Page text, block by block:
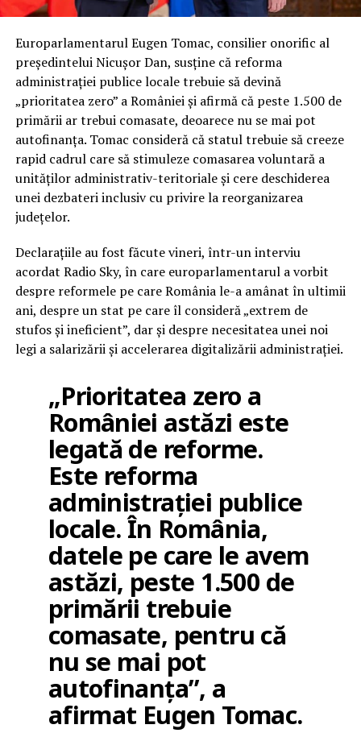
Europarlamentarul Eugen Tomac, consilier onorific al
președintelui Nicușor Dan, susține că reforma
administrației publice locale trebuie să devină
„prioritatea zero” a României și afirmă că peste 1.500 de
primării ar trebui comasate, deoarece nu se mai pot
autofinanța. Tomac consideră că statul trebuie să creeze
rapid cadrul care să stimuleze comasarea voluntară a
unităților administrativ-teritoriale și cere deschiderea
unei dezbateri inclusiv cu privire la reorganizarea
județelor.
Declarațiile au fost făcute vineri, într-un interviu
acordat Radio Sky, în care europarlamentarul a vorbit
despre reformele pe care România le-a amânat în ultimii
ani, despre un stat pe care îl consideră „extrem de
stufos și ineficient”, dar și despre necesitatea unei noi
legi a salarizării și accelerarea digitalizării administrației.
„Prioritatea zero a
României astăzi este
legată de reforme.
Este reforma
administrației publice
locale. În România,
datele pe care le avem
astăzi, peste 1.500 de
primării trebuie
comasate, pentru că
nu se mai pot
autofinanța”, a
afirmat Eugen Tomac.